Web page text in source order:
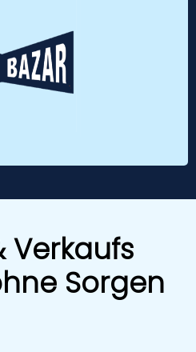
Verkaufs
Sorgen